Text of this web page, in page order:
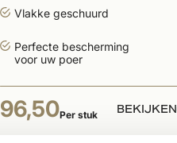
Vlakke geschuurd
Perfecte bescherming
voor uw poer
96,50Per stuk BEKIJKEN